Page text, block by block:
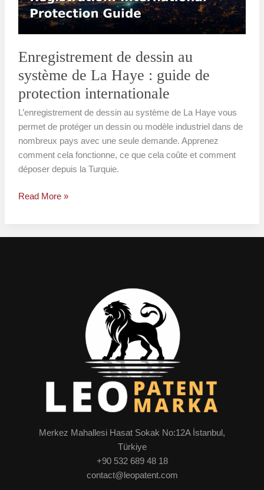
Enregistrement de dessin au
système de La Haye : guide de
protection internationale
L’enregistrement de dessin au système de La Haye vous
permet de protéger un dessin ou modèle industriel dans de
nombreux pays avec une seule demande. Apprenez
comment cela fonctionne, ce que cela coûte et comment
déposer depuis la Turquie.
La
Haye
:
de
protection
internationale
Read More »
Merkez Mahallesi Hasat Sokak No:12A İstanbul,
Türkiye
+90 532 689 48 18
contact@leopatent.com